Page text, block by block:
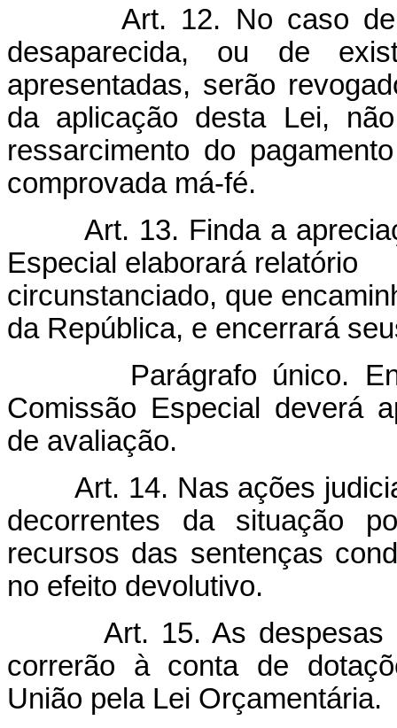
Art. 12. No caso
desaparecida, ou de
apresentadas, serão
da aplicação desta Lei,
ressarcimento do
comprovada má-fé.
Art. 13. Finda a
Especial elaborará relatório
circunstanciado, que
da República, e encerrará
Parágrafo único.
Comissão Especial deverá
de avaliação.
Art. 14. Nas ações
decorrentes da situação
recursos das sentenças
no efeito devolutivo.
Art. 15. As despesas
correrão à conta de
União pela Lei Orçamentária.